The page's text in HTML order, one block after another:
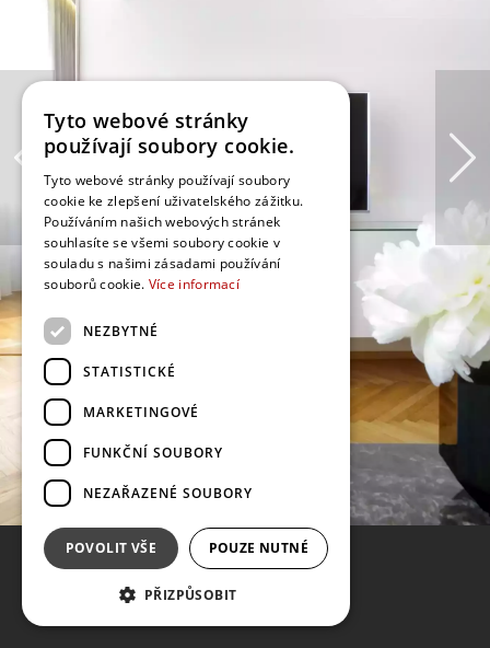
Tyto webové stránky
používají soubory cookie.
Tyto webové stránky používají soubory
cookie ke zlepšení uživatelského zážitku.
Používáním našich webových stránek
souhlasíte se všemi soubory cookie v
souladu s našimi zásadami používání
souborů cookie. Více informací
NEZBYTNÉ
STATISTICKÉ
MARKETINGOVÉ
FUNKČNÍ SOUBORY
NEZAŘAZENÉ SOUBORY
POVOLIT VŠE POUZE NUTNÉ
PŘIZPŮSOBIT